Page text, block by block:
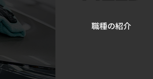
職種の紹介